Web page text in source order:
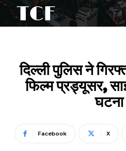
TCF
दिल्ली पुलिस ने
फिल्म प्रड्यूसर,
घटना
Facebook X